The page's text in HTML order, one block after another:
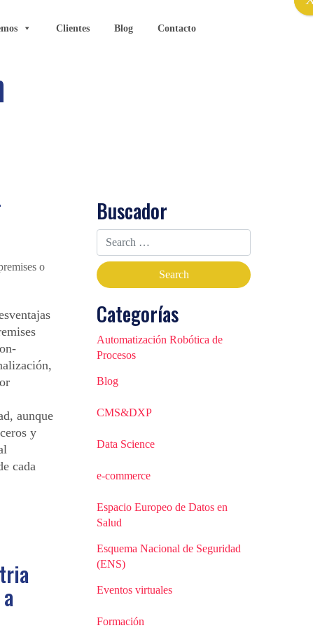
Clientes Blog Contacto
aunque
y
cada
Buscador
Categorías
Automatización Robótica de
Procesos
Blog
CMS&DXP
Data Science
e-commerce
Espacio Europeo de Datos en
Salud
Esquema Nacional de Seguridad
(ENS)
Eventos virtuales
Formación